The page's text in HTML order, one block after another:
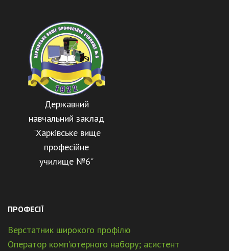
Державний
навчальний заклад
"Харківське вище
професійне
училище №6"
ПРОФЕСІЇ
Верстатник широкого профілю
Оператор комп’ютерного набору; асистент